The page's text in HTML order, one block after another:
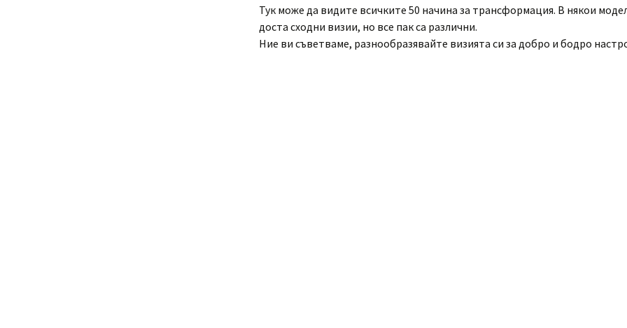
Тук може да видите всичките 50 начина за трансформация. В някои
доста сходни визии, но все пак са различни.
Ние ви съветваме, разнообразявайте визията си за добро и бодро